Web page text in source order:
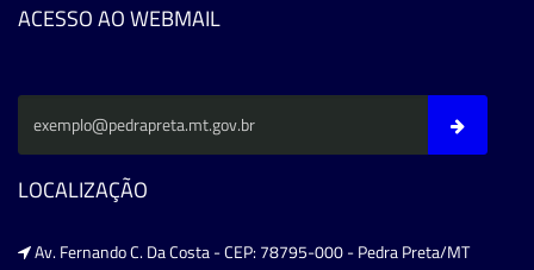
ACESSO AO WEBMAIL
LOCALIZAÇÃO
Av. Fernando C. Da Costa - CEP: 78795-000 - Pedra Preta/MT